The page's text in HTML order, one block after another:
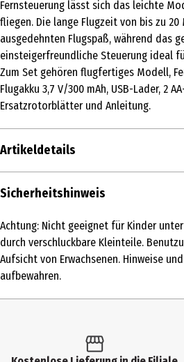
Fernsteuerung lässt sich das leichte
fliegen. Die lange Flugzeit von bis zu
ausgedehnten Flugspaß, während das
einsteigerfreundliche Steuerung ideal
Zum Set gehören flugfertiges Modell,
Flugakku 3,7 V/300 mAh, USB-Lader, 2
Ersatzrotorblätter und Anleitung.
Artikeldetails
Inhalt
Produkttyp
Flugzeuge
Altersempfehlung ab
Sicherheitshinweis
Achtung: Nicht geeignet für Kinder
durch verschluckbare Kleinteile.
Aufsicht von Erwachsenen. Hinweise
aufbewahren.